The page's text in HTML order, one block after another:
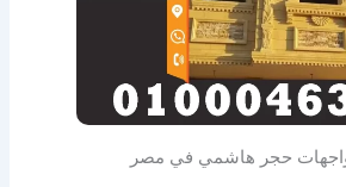
حجر هاشمي في مصر